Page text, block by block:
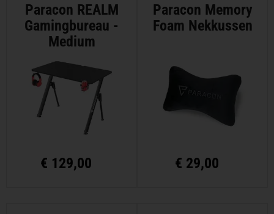
Paracon REALM
Gamingbureau -
Medium
€ 129,00
Paracon Memory
Foam Nekkussen
€ 29,00